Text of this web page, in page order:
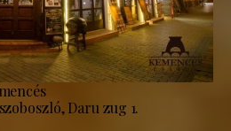
Daru zug 1.